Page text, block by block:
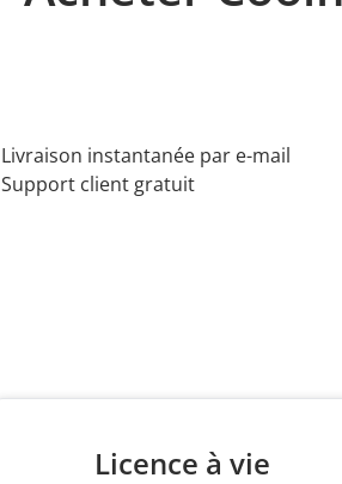
Livraison instantanée par e-mail
Support client gratuit
Licence à vie